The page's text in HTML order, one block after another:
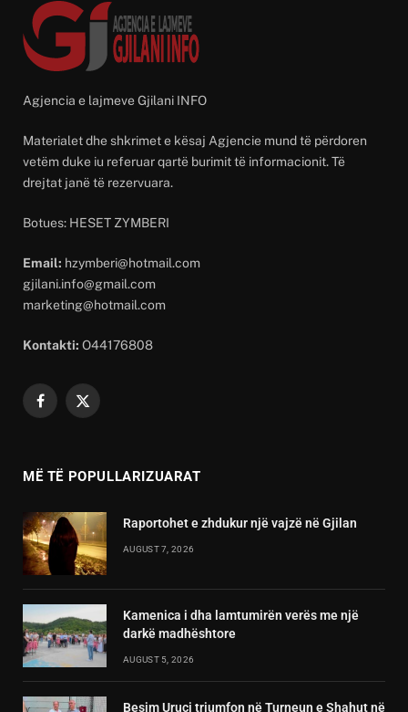
Agjencia e lajmeve Gjilani INFO
Materialet dhe shkrimet e kësaj Agjencie mund të përdoren
vetëm duke iu referuar qartë burimit të informacionit. Të
drejtat janë të rezervuara.
Botues: HESET ZYMBERI
Email: hzymberi@hotmail.com
gjilani.info@gmail.com
marketing@hotmail.com
Kontakti: O44176808
Facebook
X
MË TË POPULLARIZUARAT
Raportohet e zhdukur një vajzë në Gjilan
AUGUST 7, 2026
Kamenica i dha lamtumirën verës me një
darkë madhështore
AUGUST 5, 2026
Besim Uruçi triumfon në Turneun e Shahut në